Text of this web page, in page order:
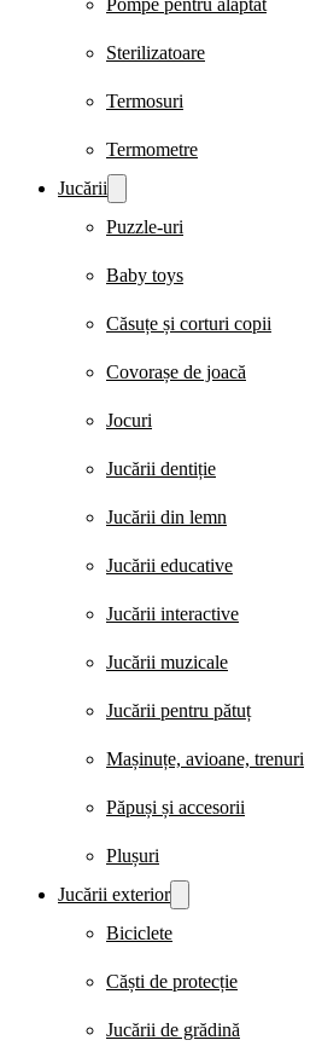
Pompe pentru alăptat
Sterilizatoare
Termosuri
Termometre
Jucării
Puzzle-uri
Baby toys
Căsuțe și corturi copii
Covorașe de joacă
Jocuri
Jucării dentiție
Jucării din lemn
Jucării educative
Jucării interactive
Jucării muzicale
Jucării pentru pătuț
Mașinuțe, avioane, trenuri
Păpuși și accesorii
Plușuri
Jucării exterior
Biciclete
Căști de protecție
Jucării de grădină